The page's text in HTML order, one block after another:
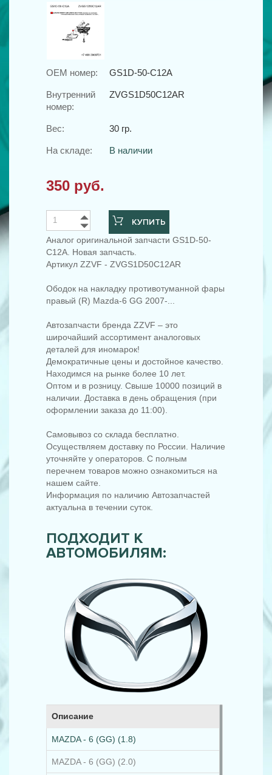
OEM номер: GS1D-50-C12A
Внутренний
номер:
ZVGS1D50C12AR
Вес: 30 гр.
На складе: В наличии
350 руб.
КУПИТЬ
Аналог оригинальной запчасти GS1D-50-
C12A. Новая запчасть.
Артикул ZZVF - ZVGS1D50C12AR
Ободок на накладку противотуманной фары
правый (R) Mazda-6 GG 2007-...
Автозапчасти бренда ZZVF – это
широчайший ассортимент аналоговых
деталей для иномарок!
Демократичные цены и достойное качество.
Находимся на рынке более 10 лет.
Оптом и в розницу. Свыше 10000 позиций в
наличии. Доставка в день обращения (при
оформлении заказа до 11:00).
Самовывоз со склада бесплатно.
Осуществляем доставку по России. Наличие
уточняйте у операторов. С полным
перечнем товаров можно ознакомиться на
нашем сайте.
Информация по наличию Автозапчастей
актуальна в течении суток.
ПОДХОДИТ К
АВТОМОБИЛЯМ:
Описание
MAZDA - 6 (GG) (1.8)
MAZDA - 6 (GG) (2.0)